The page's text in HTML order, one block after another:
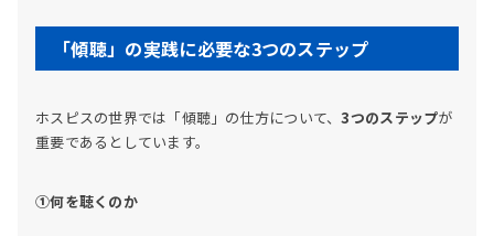
「傾聴」の実践に必要な3つのステップ
ホスピスの世界では「傾聴」の仕方について、3つのステップが
重要であるとしています。
①何を聴くのか